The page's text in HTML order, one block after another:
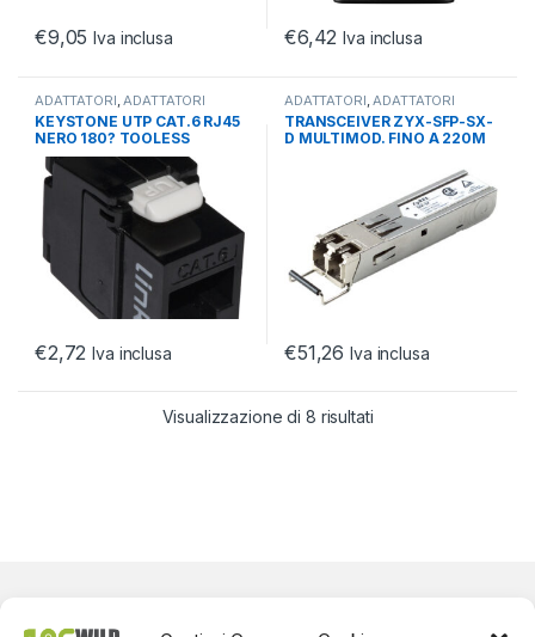
€9,05 Iva inclusa €6,42 Iva inclusa
ADATTATORI ADATTATORI
NETWORKING ,NETWORKING
KEYSTONE UTP CAT.6 RJ45
NERO 180? TOOLESS
CONTATTI DORATI 50
MICRON
€2,72 Iva inclusa
ADATTATORI ADATTATORI
NETWORKING,NETWORKING
TRANSCEIVER ZYX-SFP-SX-
D MULTIMOD. FINO A 220M
€51,26 Iva inclusa
Visualizzazione di 8 risultati